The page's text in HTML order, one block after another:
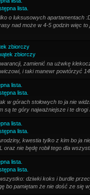
lista.
o luksusowych apartamentach
nad może w 4-5 godzin więc to
zbiorczy
zbiorczy
zamienić na użwkę
i taki manewr powtórzyć
lista.
lista.
w górach stołowych to ja nie
są te góry najważniejsze i te
lista.
lista.
kwestia tylko z kim bo ja
oraz nie będę robił tego dla
lista.
lista.
dziwki koks i burdle
bo pamiętam że nie dość ze się